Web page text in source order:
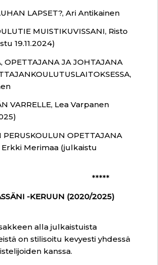
LAPSET?, Ari Antikainen
MUISTIKUVISSANI, Risto
19.11.2024)
OPETTAJANA JA JOHTAJANA
VARRELLE, Lea Varpanen
PERUSKOULUN OPETTAJANA
Erkki Merimaa (julkaistu
-KERUUN (2020/2025)
alla julkaistuista
on stilisoitu kevyesti yhdessä
kanssa.